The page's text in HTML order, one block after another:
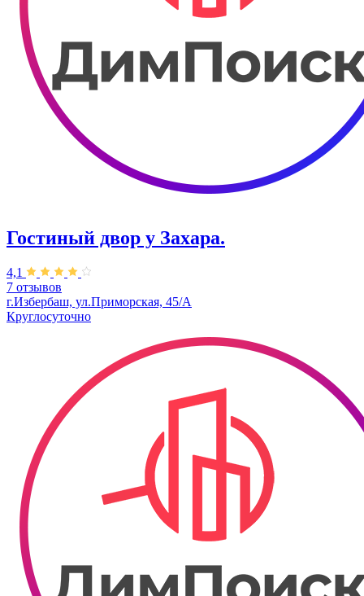
Гостиный двор у Захара.
4,1
7 отзывов
г.Избербаш, ул.Приморская, 45/А
Круглосуточно